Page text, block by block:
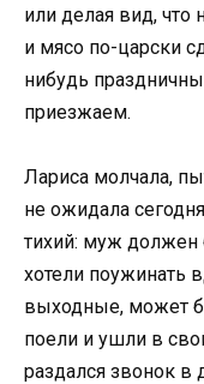
или делая вид, что
и мясо по-царски
нибудь
приезжаем.
Лариса молчала,
не ожидала
тихий: муж должен
хотели поужинать
выходные, может
поели и ушли в
раздался звонок в